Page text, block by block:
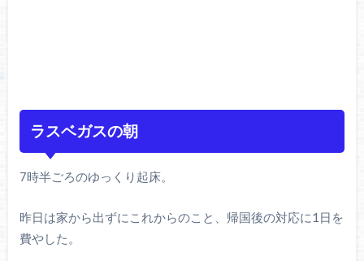
ラスベガスの朝
7時半ごろのゆっくり起床。
昨日は家から出ずにこれからのこと、帰国後の対応に1日を
費やした。